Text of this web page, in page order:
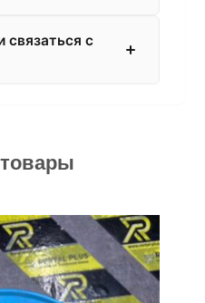
связаться с